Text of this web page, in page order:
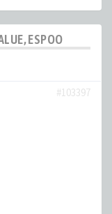
ESPOO
#103397